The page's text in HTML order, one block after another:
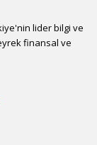
lider bilgi ve
finansal ve